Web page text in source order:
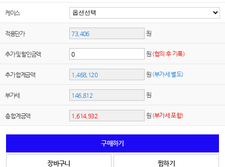
케이스
적용단가 원
추가 및 할인금액 원 (협의 후 기록)
추가 합계금액 원 (부가세 별도)
부가세 원
총 합계금액 원 (부가세 포함)
구매하기
장바구니 찜하기